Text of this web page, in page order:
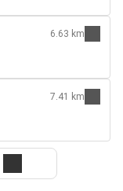
6.63 km
7.41 km